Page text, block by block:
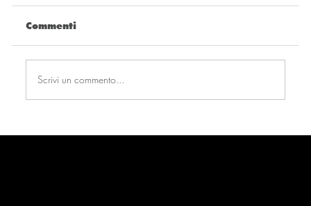
Commenti
Scrivi un commento...